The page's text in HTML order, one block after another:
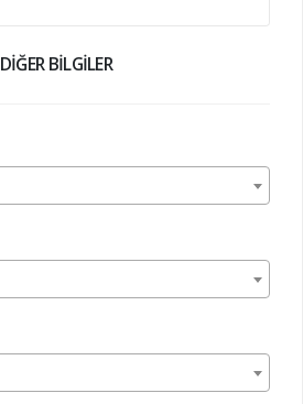
DIĞER BILGILER